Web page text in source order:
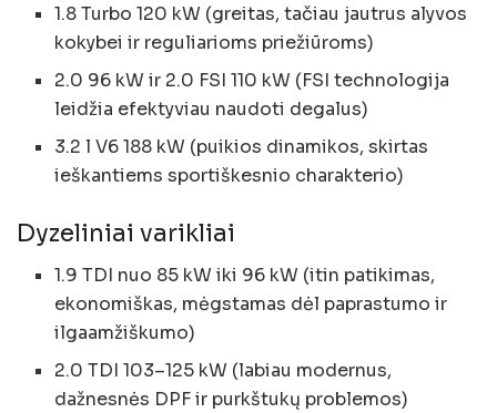
1.8 Turbo 120 kW (greitas, tačiau jautrus alyvos
kokybei ir reguliarioms priežiūroms)
2.0 96 kW ir 2.0 FSI 110 kW (FSI technologija
leidžia efektyviau naudoti degalus)
3.2 l V6 188 kW (puikios dinamikos, skirtas
ieškantiems sportiškesnio charakterio)
Dyzeliniai varikliai
1.9 TDI nuo 85 kW iki 96 kW (itin patikimas,
ekonomiškas, mėgstamas dėl paprastumo ir
ilgaamžiškumo)
2.0 TDI 103–125 kW (labiau modernus,
dažnesnės DPF ir purkštukų problemos)